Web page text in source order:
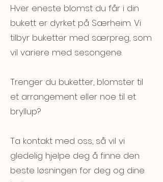
Hver eneste blomst du får i din
bukett er dyrket på Særheim. Vi
tilbyr buketter med særpreg, som
vil variere med sesongene.
Trenger du buketter, blomster til
et arrangement eller noe til et
bryllup?
Ta kontakt med oss, så vil vi
gledelig hjelpe deg å finne den
beste løsningen for deg og dine